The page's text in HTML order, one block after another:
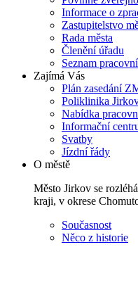
Informace o
Zastupitelstvo
Rada města
Členění úřadu
Seznam
Zajímá Vás
Plán zasedání
Poliklinika
Nabídka
Informační
Svatby
Jízdní řády
O městě
Město Jirkov se
kraji, v okrese
Současnost
Něco z historie